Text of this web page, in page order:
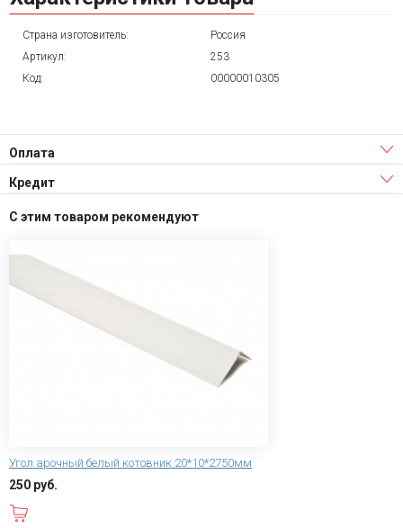
Страна изготовитель:
Россия
Артикул:
253
Код:
00000010305
Оплата
Кредит
С этим товаром рекомендуют
Угол арочный белый котовник 20*10*2750мм
250 руб.